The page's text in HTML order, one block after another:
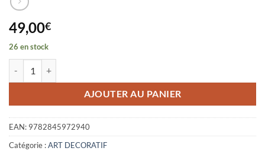
49,00€
26 en stock
AJOUTER AU PANIER
EAN: 9782845972940
Catégorie :ART DECORATIF